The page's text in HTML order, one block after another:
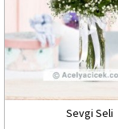
Sevgi Seli